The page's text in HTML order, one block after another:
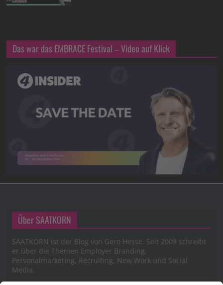
Das war das EMBRACE Festival – Video auf Klick
Über SAATKORN
SAATKORN ist der Blog von Gero Hesse. Seit 2009 schreibt
er über die Themen Employer Branding,
Personalmarketing, Recruiting, New Work und Social
Media.